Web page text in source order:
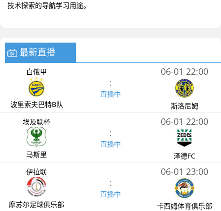
技术探索的导航学习用途。
最新直播
白俄甲
波里索夫巴特B队
:
直播中
06-01 22:00
斯洛尼姆
埃及联杯
马斯里
:
直播中
06-01 22:00
泽德FC
伊拉联
摩苏尔足球俱乐部
:
直播中
06-01 23:00
卡西姆体育俱乐部